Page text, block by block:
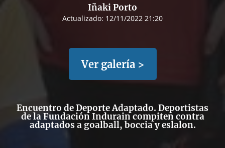
Iñaki Porto
Actualizado: 12/11/2022 21:20
Ver galería >
Encuentro de Deporte Adaptado. Deportistas
de la Fundación Indurain compiten contra
adaptados a goalball, boccia y eslalon.